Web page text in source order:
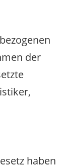
der
haben